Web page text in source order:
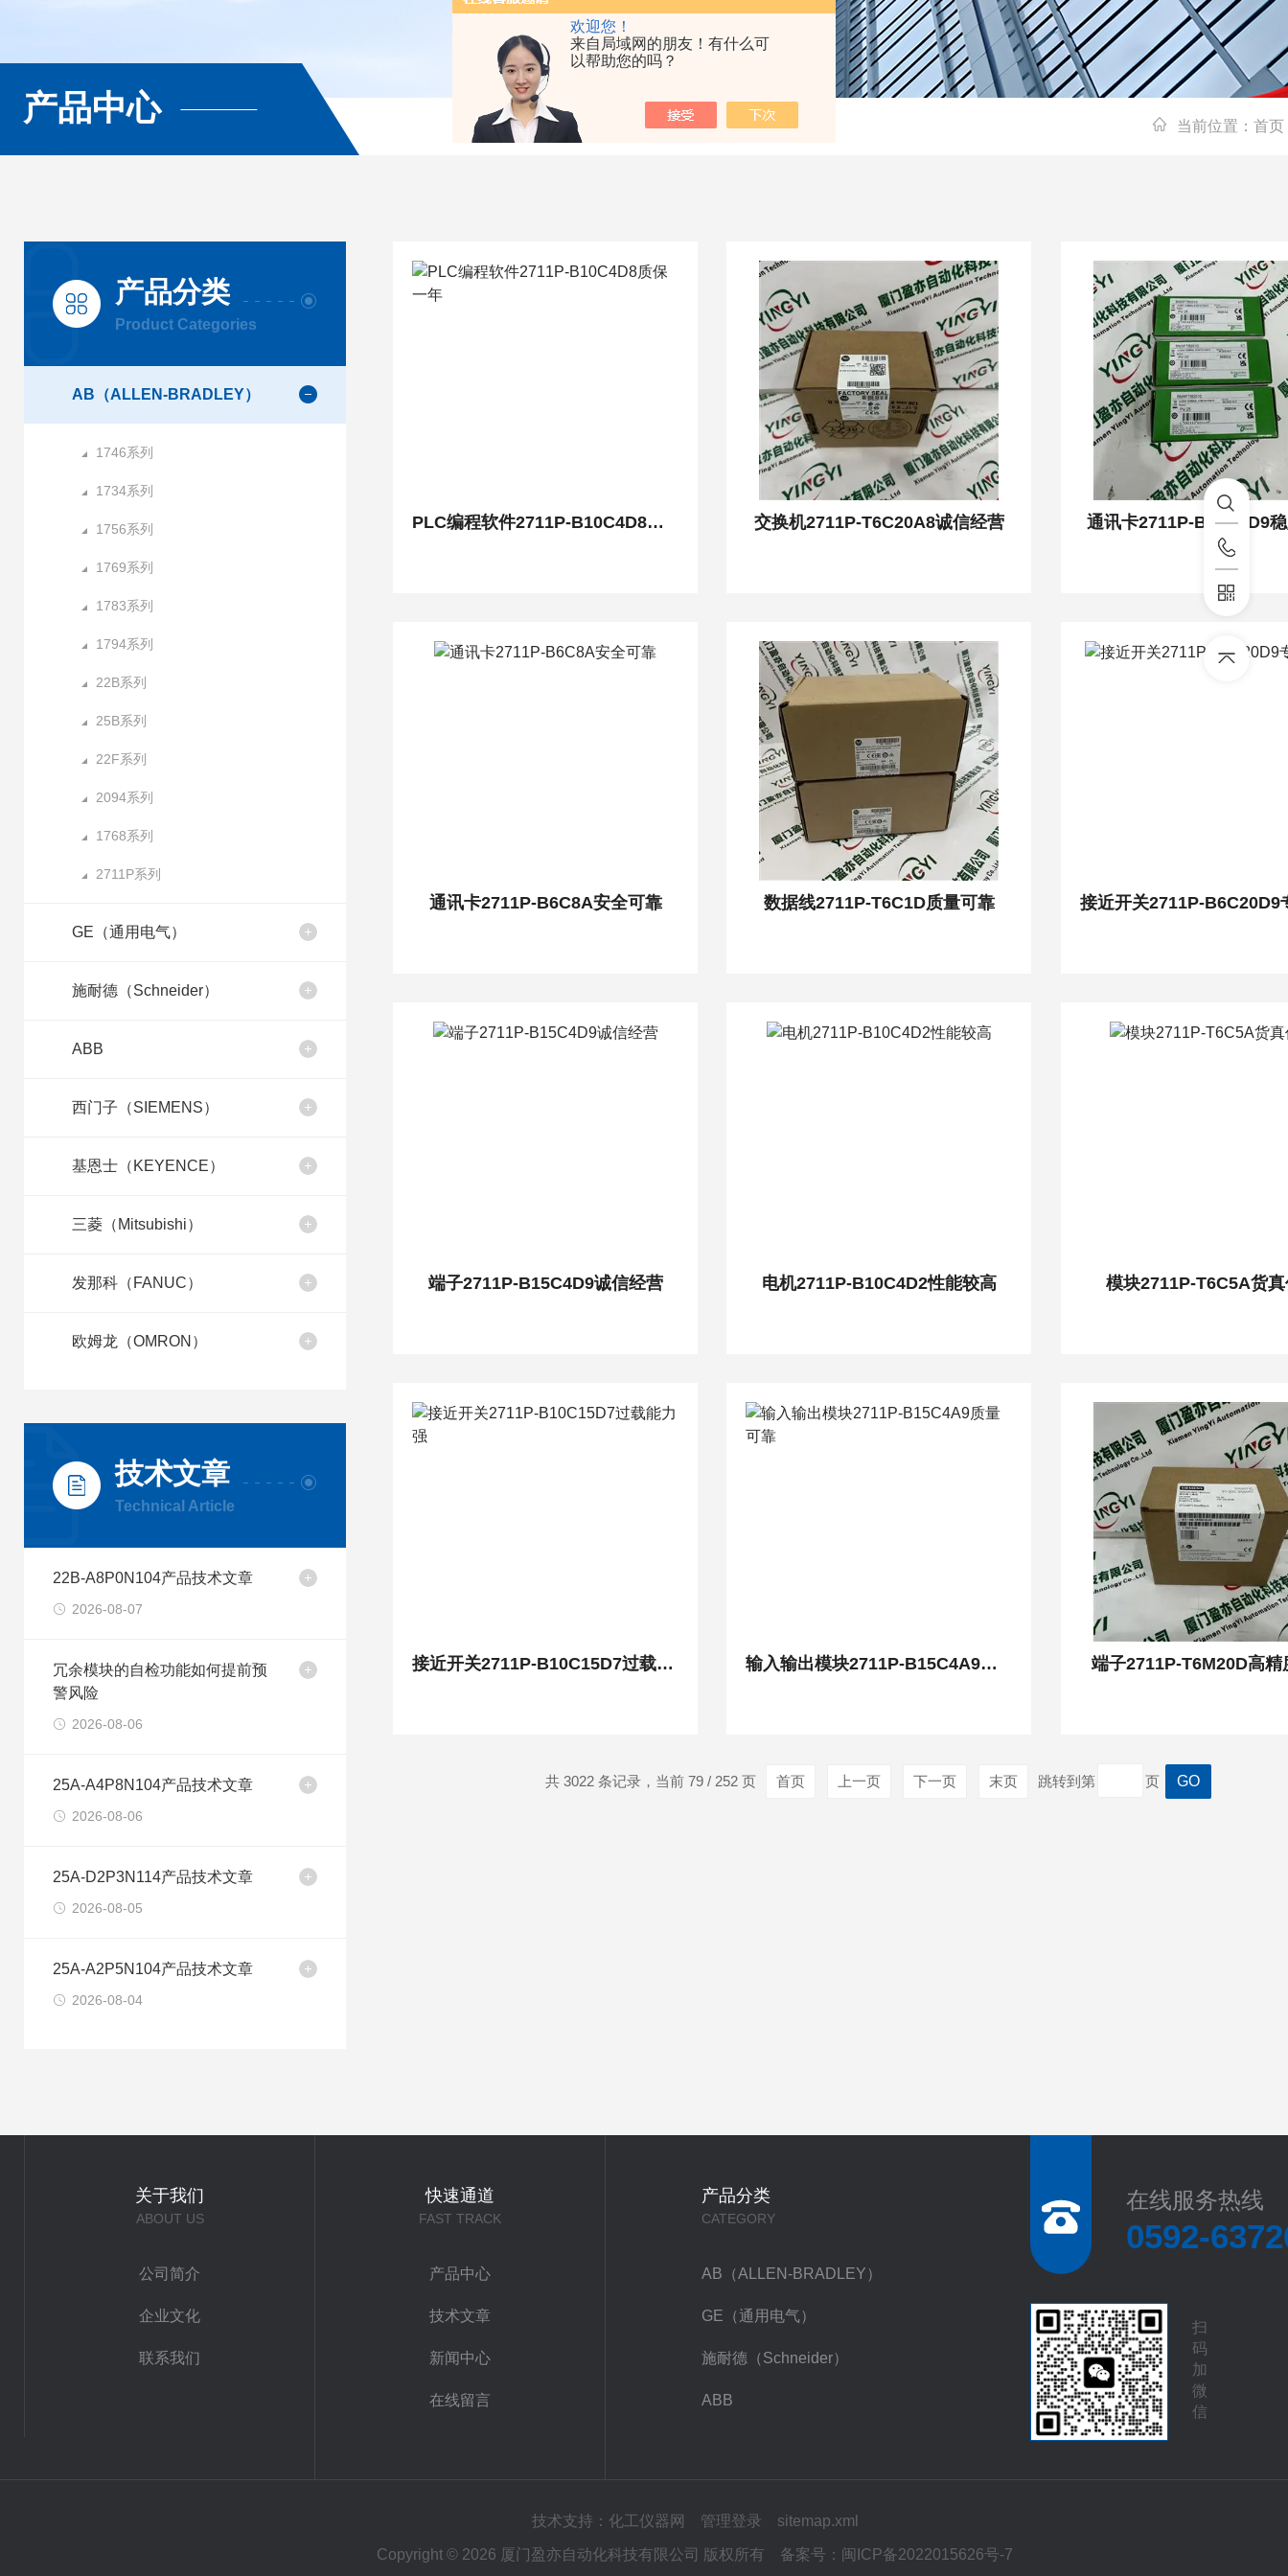
欢迎您！
来自局域网的朋友！有什么可
以帮助您的吗？
产品中心 当前位置： 首页
产品分类
Product Categories
AB（ALLEN-BRADLEY）
1746系列
1734系列
1756系列
1769系列
1783系列
1794系列
22B系列
25B系列
22F系列
2094系列
1768系列
2711P系列
GE（通用电气）
施耐德（Schneider）
ABB
西门子（SIEMENS）
基恩士（KEYENCE）
三菱（Mitsubishi）
发那科（FANUC）
欧姆龙（OMRON）
技术文章
Technical Article
22B-A8P0N104产品技术文章
2026-08-07
冗余模块的自检功能如何提前预
警风险
2026-08-06
25A-A4P8N104产品技术文章
2026-08-06
25A-D2P3N114产品技术文章
2026-08-05
25A-A2P5N104产品技术文章
2026-08-04
PLC编程软件2711P-B10C4D8质保一年 交换机2711P-T6C20A8诚信经营 通讯卡2711P-B10C4D9
通讯卡2711P-B6C8A安全可靠 数据线2711P-T6C1D质量可靠
端子2711P-B15C4D9诚信经营 电机2711P-B10C4D2性能较高 模块2711P-T6C5A货
接近开关2711P-B10C15D7过载能力强 输入输出模块2711P-B15C4A9质量可靠 端子2711P-T6M20D高精
共 3022 条记录，当前 79 / 252 页 首页 上一页 下一页 末页 跳转到第 页
关于我们
ABOUT US
公司简介
企业文化
联系我们
快速通道
FAST TRACK
产品中心
技术文章
新闻中心
在线留言
产品分类
CATEGORY
AB（ALLEN-BRADLEY）
GE（通用电气）
施耐德（Schneider）
ABB
在线服务热线
0592-
扫
码
加
微
信
技术支持： 化工仪器网 管理登录 sitemap.xml
Copyright © 2026 厦门盈亦自动化科技有限公司 版权所有 备案号： 闽ICP备2022015626号-7